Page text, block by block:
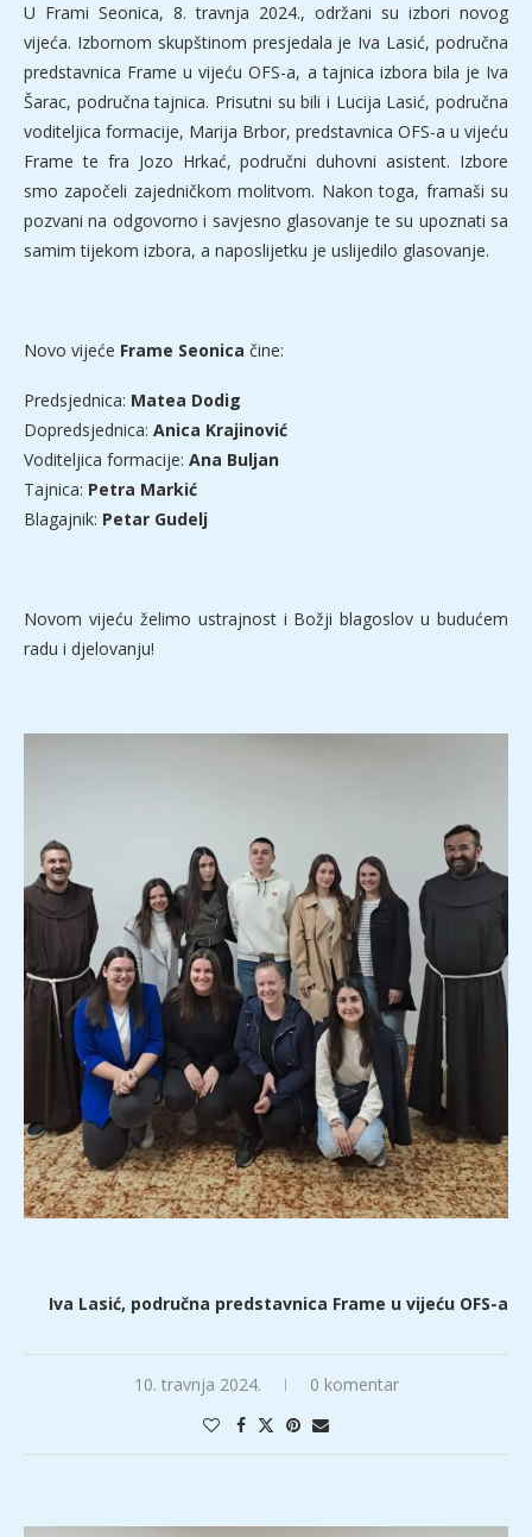
U Frami Seonica, 8. travnja 2024., održani su izbori novog
vijeća. Izbornom skupštinom presjedala je Iva Lasić, područna
predstavnica Frame u vijeću OFS-a, a tajnica izbora bila je Iva
Šarac, područna tajnica. Prisutni su bili i Lucija Lasić, područna
voditeljica formacije, Marija Brbor, predstavnica OFS-a u vijeću
Frame te fra Jozo Hrkać, područni duhovni asistent. Izbore
smo započeli zajedničkom molitvom. Nakon toga, framaši su
pozvani na odgovorno i savjesno glasovanje te su upoznati sa
samim tijekom izbora, a naposlijetku je uslijedilo glasovanje.
Novo vijeće Frame Seonica čine:
Predsjednica: Matea Dodig
Dopredsjednica: Anica Krajinović
Voditeljica formacije: Ana Buljan
Tajnica: Petra Markić
Blagajnik: Petar Gudelj
Novom vijeću želimo ustrajnost i Božji blagoslov u budućem
radu i djelovanju!
Iva Lasić, područna predstavnica Frame u vijeću OFS-a
10. travnja 2024. 0 komentar